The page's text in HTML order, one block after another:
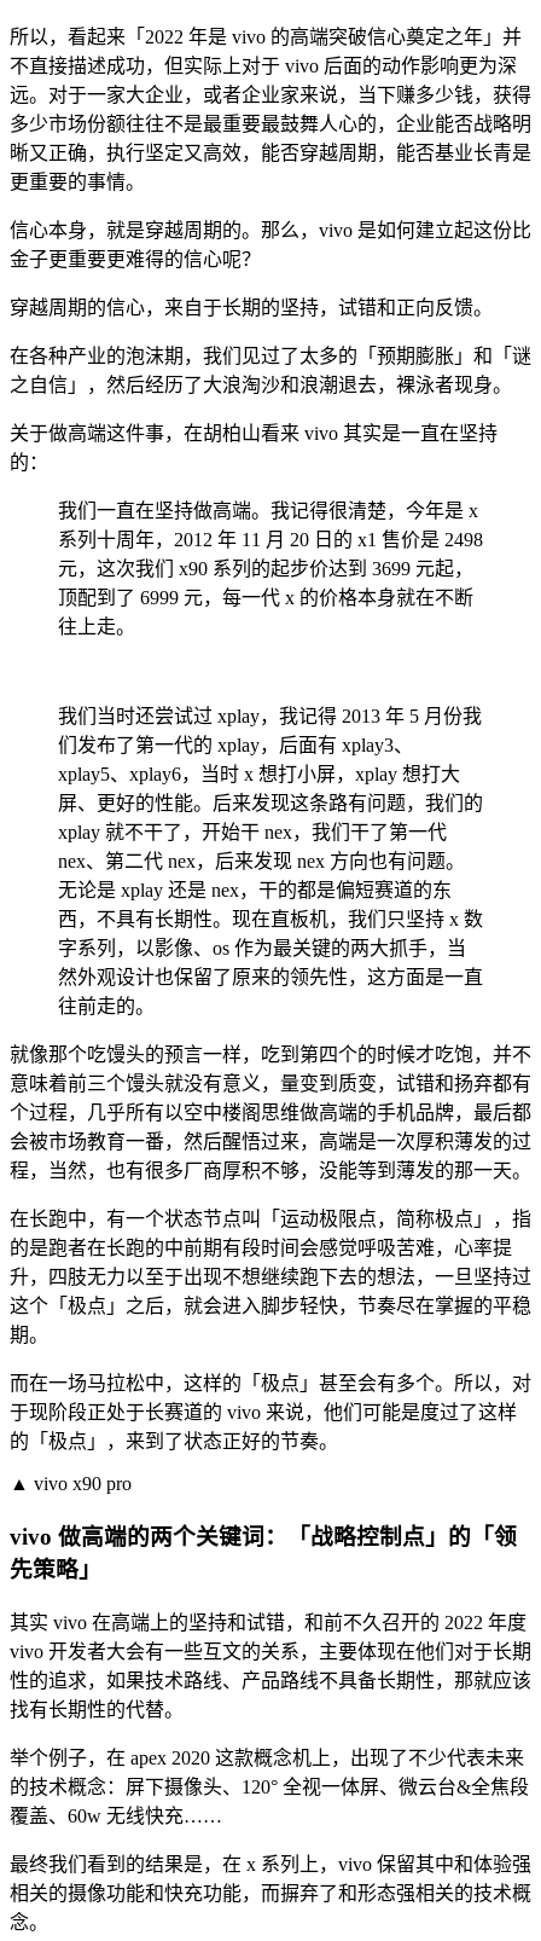
所以，看起来「2022 年是 vivo 的高端突破信心奠定之年」并
不直接描述成功，但实际上对于 vivo 后面的动作影响更为深
远。对于一家大企业，或者企业家来说，当下赚多少钱，获得
多少市场份额往往不是最重要最鼓舞人心的，企业能否战略明
晰又正确，执行坚定又高效，能否穿越周期，能否基业长青是
更重要的事情。
信心本身，就是穿越周期的。那么，vivo 是如何建立起这份比
金子更重要更难得的信心呢？
穿越周期的信心，来自于长期的坚持，试错和正向反馈。
在各种产业的泡沫期，我们见过了太多的「预期膨胀」和「谜
之自信」，然后经历了大浪淘沙和浪潮退去，裸泳者现身。
关于做高端这件事，在胡柏山看来 vivo 其实是一直在坚持
的：
我们一直在坚持做高端。我记得很清楚，今年是 x
系列十周年，2012 年 11 月 20 日的 x1 售价是 2498
元，这次我们 x90 系列的起步价达到 3699 元起，
顶配到了 6999 元，每一代 x 的价格本身就在不断
往上走。
我们当时还尝试过 xplay，我记得 2013 年 5 月份我
们发布了第一代的 xplay，后面有 xplay3、
xplay5、xplay6，当时 x 想打小屏，xplay 想打大
屏、更好的性能。后来发现这条路有问题，我们的
xplay 就不干了，开始干 nex，我们干了第一代
nex、第二代 nex，后来发现 nex 方向也有问题。
无论是 xplay 还是 nex，干的都是偏短赛道的东
西，不具有长期性。现在直板机，我们只坚持 x 数
字系列，以影像、os 作为最关键的两大抓手，当
然外观设计也保留了原来的领先性，这方面是一直
往前走的。
就像那个吃馒头的预言一样，吃到第四个的时候才吃饱，并不
意味着前三个馒头就没有意义，量变到质变，试错和扬弃都有
个过程，几乎所有以空中楼阁思维做高端的手机品牌，最后都
会被市场教育一番，然后醒悟过来，高端是一次厚积薄发的过
程，当然，也有很多厂商厚积不够，没能等到薄发的那一天。
在长跑中，有一个状态节点叫「运动极限点，简称极点」，指
的是跑者在长跑的中前期有段时间会感觉呼吸苦难，心率提
升，四肢无力以至于出现不想继续跑下去的想法，一旦坚持过
这个「极点」之后，就会进入脚步轻快，节奏尽在掌握的平稳
期。
而在一场马拉松中，这样的「极点」甚至会有多个。所以，对
于现阶段正处于长赛道的 vivo 来说，他们可能是度过了这样
的「极点」，来到了状态正好的节奏。
▲ vivo x90 pro
vivo 做高端的两个关键词：「战略控制点」的「领
先策略」
其实 vivo 在高端上的坚持和试错，和前不久召开的 2022 年度
vivo 开发者大会有一些互文的关系，主要体现在他们对于长期
性的追求，如果技术路线、产品路线不具备长期性，那就应该
找有长期性的代替。
举个例子，在 apex 2020 这款概念机上，出现了不少代表未来
的技术概念：屏下摄像头、120° 全视一体屏、微云台&全焦段
覆盖、60w 无线快充……
最终我们看到的结果是，在 x 系列上，vivo 保留其中和体验强
相关的摄像功能和快充功能，而摒弃了和形态强相关的技术概
念。